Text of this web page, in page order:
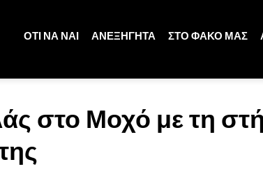
ΟΤΙ ΝΑ ΝΑΙ ΑΝΕΞΗΓΗΤΑ ΣΤΟ ΦΑΚΟ ΜΑΣ
στο Μοχό με τη